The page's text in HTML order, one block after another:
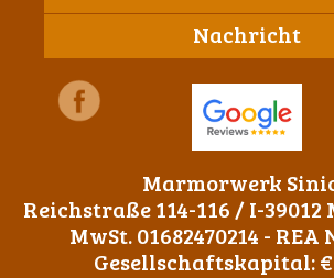
Nachricht
Marmorwerk
Reichstraße 114-116 / I-
MwSt. 01682470214 - REA
Gesellschaftskapital: €